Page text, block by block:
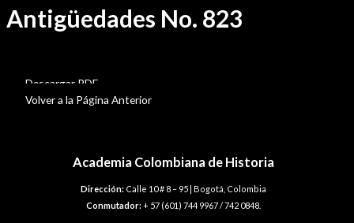
Antigüedades No. 823
Descargar PDF
Volver a la Página Anterior
Academia Colombiana de Historia
Dirección:Calle 10 # 8 – 95 | Bogotá, Colombia
Conmutador:+ 57 (601) 744 9967 / 742 0848.